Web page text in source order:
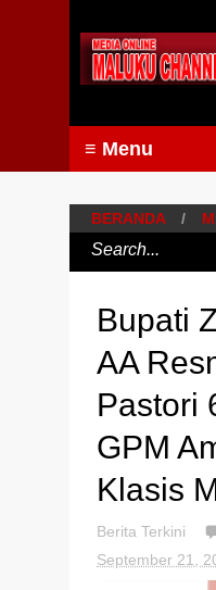
BERANDA /
Bupati
AA
Pastori
GPM
Klasis
Berita Terkini
September 21,